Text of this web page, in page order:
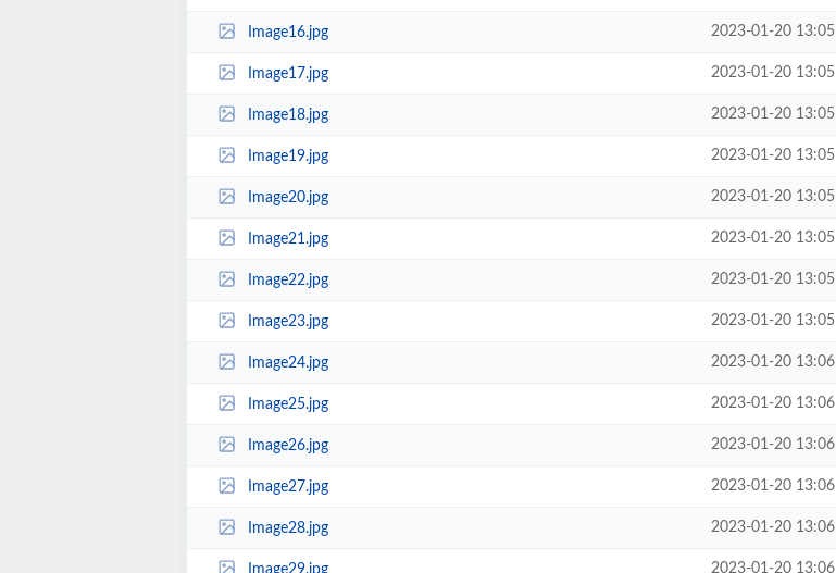
Image16.jpg 2023-01-20 13:05
Image17.jpg 2023-01-20 13:05
Image18.jpg 2023-01-20 13:05
Image19.jpg 2023-01-20 13:05
Image20.jpg 2023-01-20 13:05
Image21.jpg 2023-01-20 13:05
Image22.jpg 2023-01-20 13:05
Image23.jpg 2023-01-20 13:05
Image24.jpg 2023-01-20 13:06
Image25.jpg 2023-01-20 13:06
Image26.jpg 2023-01-20 13:06
Image27.jpg 2023-01-20 13:06
Image28.jpg 2023-01-20 13:06
Image29.jpg 2023-01-20 13:06